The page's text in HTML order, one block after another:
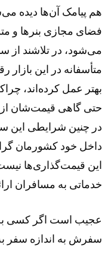
هم پیامک آن‌ها دیده
فضای مجازی بنر‌ها و
می‌شود، در تلاشند از
متأسفانه در این بازار
بهتر عمل کرده‌اند،
حتی گاهی قیمت‌شان
در چنین شرایطی این
داخل خود کشورمان
این قیمت‌گذاری‌ها
خدماتی به مسافران
عجیب است اگر کسی
سفرش به اندازه سفر